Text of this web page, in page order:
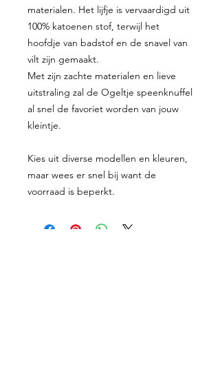
materialen. Het lijfje is vervaardigd uit
100% katoenen stof, terwijl het
hoofdje van badstof en de snavel van
vilt zijn gemaakt.
Met zijn zachte materialen en lieve
uitstraling zal de Ogeltje speenknuffel
al snel de favoriet worden van jouw
kleintje.
Kies uit diverse modellen en kleuren,
maar wees er snel bij want de
voorraad is beperkt.